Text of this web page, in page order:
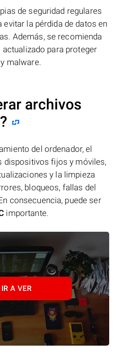
de seguridad regulares
evitar la pérdida de datos en
Además, se recomienda
para proteger
malware.
archivos
del ordenador, el
dispositivos fijos y móviles,
y la limpieza
bloqueos, fallas del
consecuencia, puede ser
importante.
IR A VER